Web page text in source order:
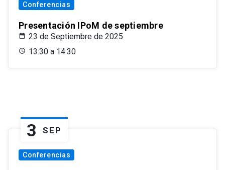
Conferencias
Presentación IPoM de septiembre
23 de Septiembre de 2025
13:30 a 14:30
3 SEP
Conferencias